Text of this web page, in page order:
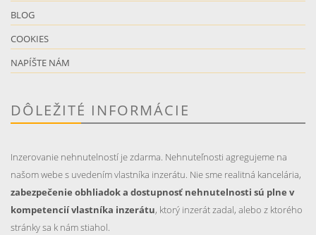
BLOG
COOKIES
NAPÍŠTE NÁM
DÔLEŽITÉ INFORMÁCIE
Inzerovanie nehnutelností je zdarma. Nehnuteľnosti agregujeme na
našom webe s uvedením vlastníka inzerátu. Nie sme realitná kancelária,
zabezpečenie obhliadok a dostupnosť nehnutelnosti sú plne v
kompetencií vlastníka inzerátu, ktorý inzerát zadal, alebo z ktorého
stránky sa k nám stiahol.